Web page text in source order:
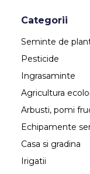
Categorii
Seminte de
Pesticide
Ingrasaminte
Agricultura
Arbusti, pomi
Echipamente
Casa si gradina
Irigatii